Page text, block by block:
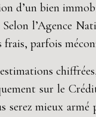
d’un bien
l’Agence
parfois
sur le
mieux